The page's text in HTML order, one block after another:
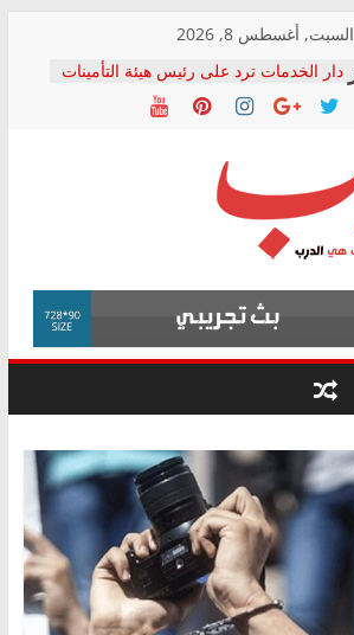
السبت, أغسطس 8, 2026
دار الخدمات ترد على رئيس هيئة التأمينات
بعد مؤتمره الصحفي: إنكار الأزمة لا ينهي
معاناة أصحاب المعاشات.. ونطالب بكشف
فرحات سليمان يكتب: القطاع الصحي إلى
أين؟
حزب التحالف الشعبي يطلق لجنة “الحق
في الصحة” بالإسكندرية لرصد الانتهاكات
ودعم المرضى
الوزاري لمدينة الصحفيين.. وانتهاء أعمال
إنشاء المبنى الإداري
المجلس القومي لحقوق الإنسان يعلن
متابعة قضية الدكتور محمد زهران.. ويؤكد:
قرينة البراءة وضمانات المحاكمة العادلة